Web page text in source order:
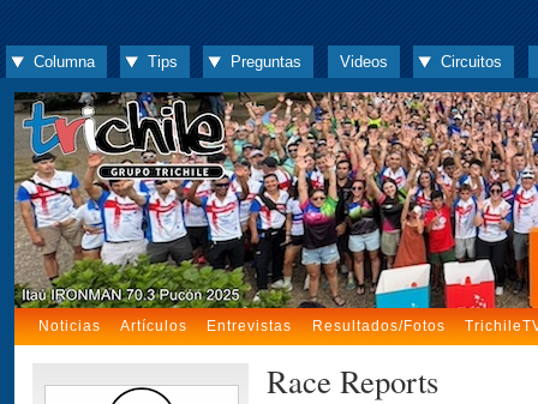
Columna Tips Preguntas Videos Circuitos
Noticias Artículos Entrevistas Resultados/Fotos
Race Reports